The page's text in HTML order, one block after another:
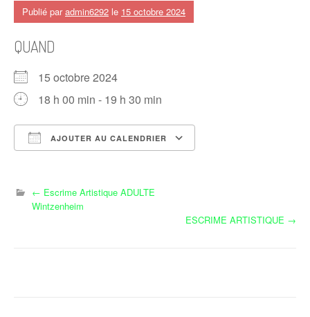
Publié paradmin6292 le 15 octobre 2024
QUAND
15 octobre 2024
18 h 00 min - 19 h 30 min
AJOUTER AU CALENDRIER
N ← Escrime Artistique ADULTE
Wintzenheim
ESCRIME ARTISTIQUE →